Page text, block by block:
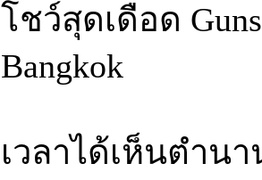
โชว์สุดเดือด Guns
Bangkok
เวลาได้เห็นตำน